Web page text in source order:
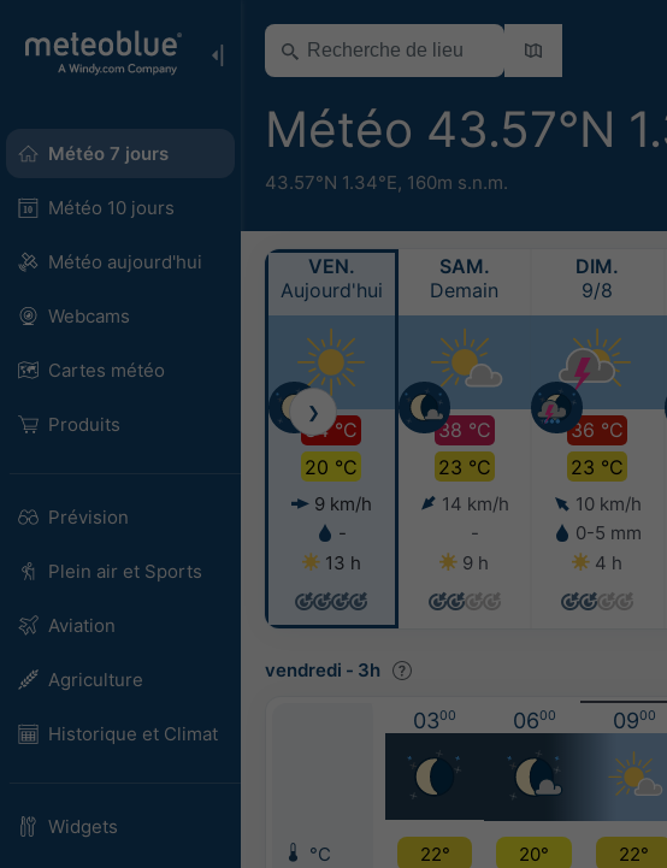
Météo 7 jours
Météo 10 jours
Météo aujourd'hui
Webcams
Cartes météo
Produits
Prévision
Plein air et Sports
Aviation
Agriculture
Historique et Climat
Widgets
Météo 43.57°N
43.57°N 1.34°E, 160m s.n.m.
VEN.
Aujourd'hui
34 °C
20 °C
9 km/h
-
13 h
SAM.
Demain
38 °C
23 °C
14 km/h
-
9 h
DIM.
9/8
36 °C
23 °C
10 km/h
0-5 mm
4 h
❯
vendredi - 3h
0300 0600 0900
°C 22° 20° 22°